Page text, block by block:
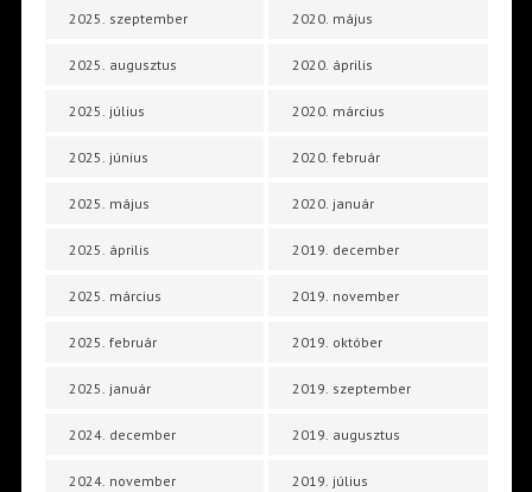
2025. szeptember
2025. augusztus
2025. július
2025. június
2025. május
2025. április
2025. március
2025. február
2025. január
2024. december
2024. november
2020. május
2020. április
2020. március
2020. február
2020. január
2019. december
2019. november
2019. október
2019. szeptember
2019. augusztus
2019. július